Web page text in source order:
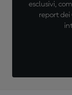
esclusivi,
report dei